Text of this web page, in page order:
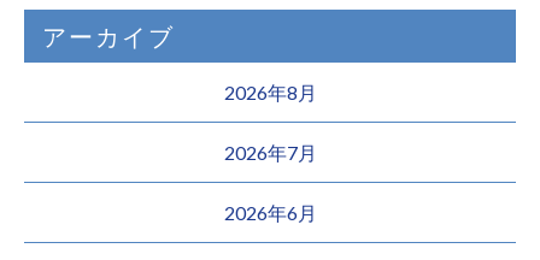
アーカイブ
2026年8月
2026年7月
2026年6月